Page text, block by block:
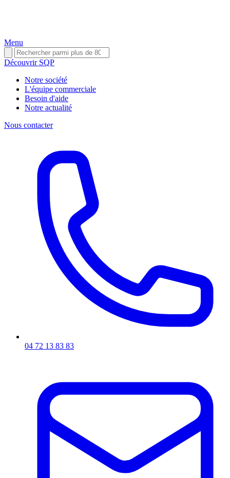
Menu
Découvrir SQP
Notre société
L'équipe commerciale
Besoin d'aide
Notre actualité
Nous contacter
04 72 13 83 83